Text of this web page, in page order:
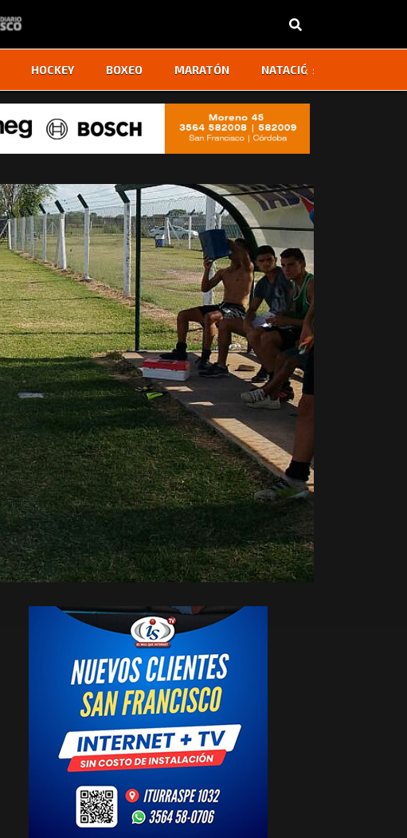
HOCKEY BOXEO MARATÓN NATACIÓN
‹ ›